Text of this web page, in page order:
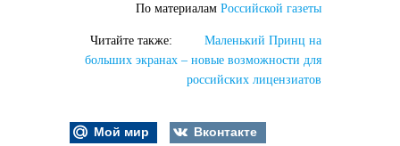
По материалам Российской газеты
Читайте также: Маленький Принц на
больших экранах – новые возможности для
российских лицензиатов
Мой мир
Вконтакте